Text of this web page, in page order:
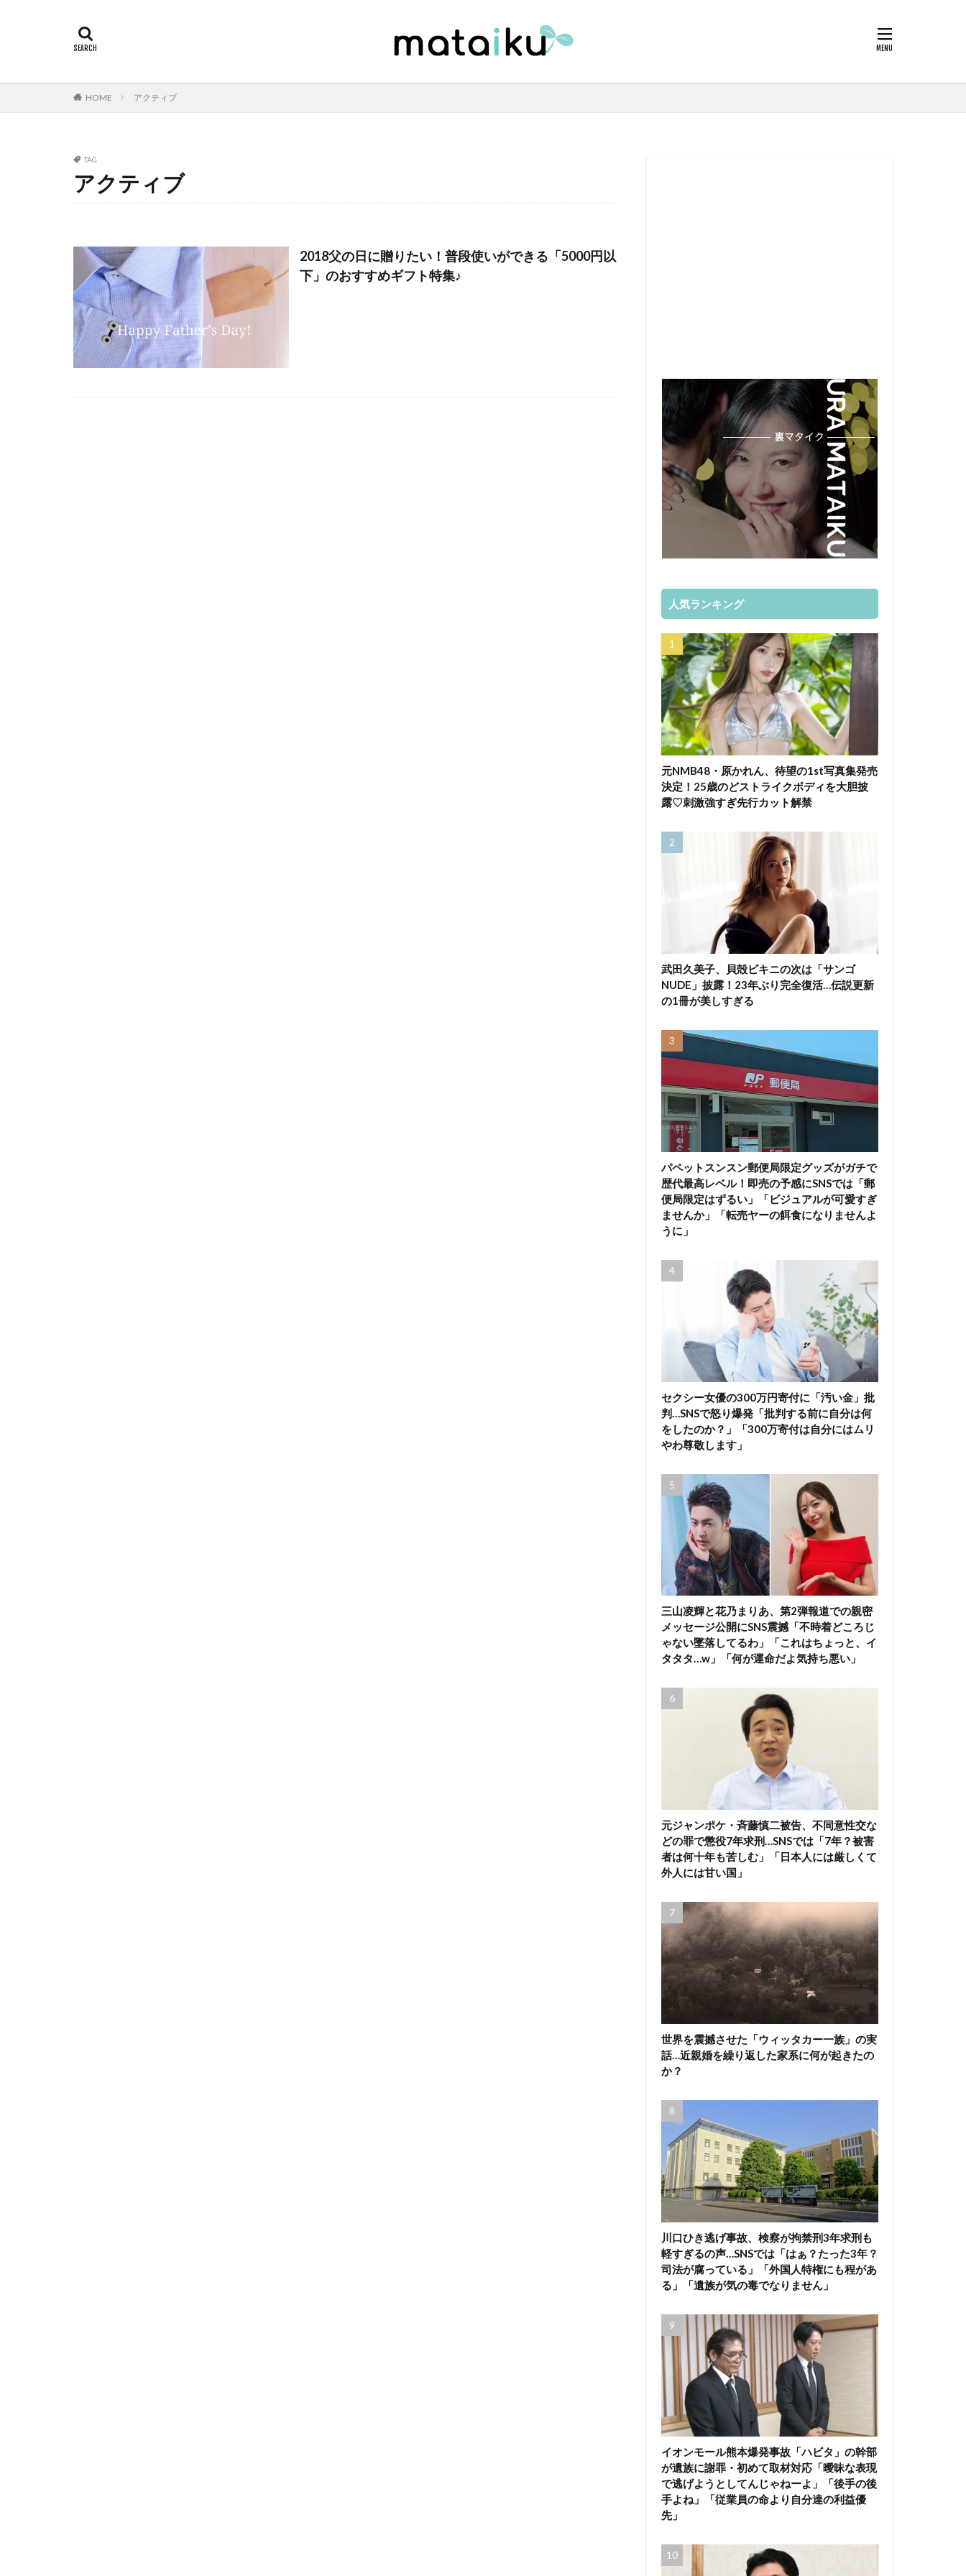
HOME アクティブ
TAG
アクティブ
2018父の日に贈りたい！普段使いができる「5000円以
下」のおすすめギフト特集♪
人気ランキング
元NMB48・原かれん、待望の1st写真集発売
決定！25歳のどストライクボディを大胆披
露♡刺激強すぎ先行カット解禁
武田久美子、貝殻ビキニの次は「サンゴ
NUDE」披露！23年ぶり完全復活…伝説更新
の1冊が美しすぎる
パペットスンスン郵便局限定グッズがガチで
歴代最高レベル！即売の予感にSNSでは「郵
便局限定はずるい」「ビジュアルが可愛すぎ
ませんか」「転売ヤーの餌食になりませんよ
うに」
セクシー女優の300万円寄付に「汚い金」批
判…SNSで怒り爆発「批判する前に自分は何
をしたのか？」「300万寄付は自分にはムリ
やわ尊敬します」
三山凌輝と花乃まりあ、第2弾報道での親密
メッセージ公開にSNS震撼「不時着どころじ
ゃない墜落してるわ」「これはちょっと、イ
タタタ…w」「何が運命だよ気持ち悪い」
元ジャンポケ・斉藤慎二被告、不同意性交な
どの罪で懲役7年求刑…SNSでは「7年？被害
者は何十年も苦しむ」「日本人には厳しくて
外人には甘い国」
世界を震撼させた「ウィッタカー一族」の実
話…近親婚を繰り返した家系に何が起きたの
か？
川口ひき逃げ事故、検察が拘禁刑3年求刑も
軽すぎるの声…SNSでは「はぁ？たった3年？
司法が腐っている」「外国人特権にも程があ
る」「遺族が気の毒でなりません」
イオンモール熊本爆発事故「ハビタ」の幹部
が遺族に謝罪・初めて取材対応「曖昧な表現
で逃げようとしてんじゃねーよ」「後手の後
手よね」「従業員の命より自分達の利益優
先」